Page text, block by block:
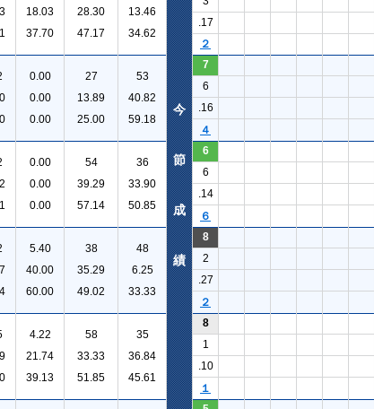
18.03
37.70
28.30
47.17
13.46
34.62
.17
２
0.00
0.00
0.00
27
13.89
25.00
53
40.82
59.18
7
6
.16
４
0.00
0.00
0.00
54
39.29
57.14
36
33.90
50.85
6
6
.14
６
5.40
40.00
60.00
38
35.29
49.02
48
6.25
33.33
8
2
.27
２
4.22
21.74
39.13
58
33.33
51.85
35
36.84
45.61
8
1
.10
１
今
節
成
績